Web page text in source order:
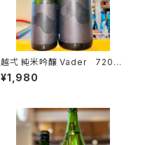
越弌 純米吟醸 Vader 720ml
１本（株式会社越後鶴亀・新潟県
新潟市西蒲区竹野町）
¥1,980